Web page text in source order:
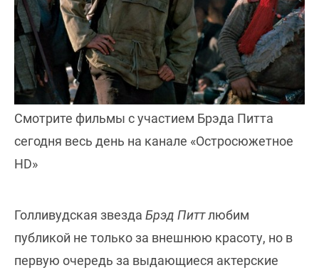
Смотрите фильмы с участием Брэда Питта
сегодня весь день на канале «Остросюжетное
HD»
Голливудская звезда Брэд Питтлюбим
публикой не только за внешнюю красоту, но в
первую очередь за выдающиеся актерские